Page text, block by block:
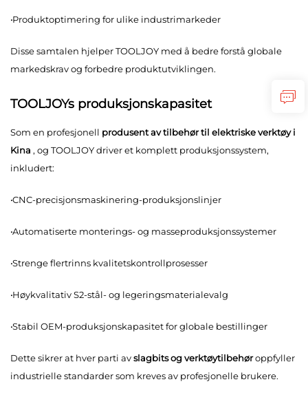
·Produktoptimering for ulike industrimarkeder
Disse samtalen hjelper TOOLJOY med å bedre forstå globale
markedskrav og forbedre produktutviklingen.
TOOLJOYs produksjonskapasitet
Som en profesjonell produsent av tilbehør til elektriske verktøy i
Kina , og TOOLJOY driver et komplett produksjonssystem,
inkludert:
·CNC-precisjonsmaskinering-produksjonslinjer
·Automatiserte monterings- og masseproduksjonssystemer
·Strenge flertrinns kvalitetskontrollprosesser
·Høykvalitativ S2-stål- og legeringsmaterialevalg
·Stabil OEM-produksjonskapasitet for globale bestillinger
Dette sikrer at hver parti avslagbitsog verktøytilbehøroppfyller
industrielle standarder som kreves av profesjonelle brukere.